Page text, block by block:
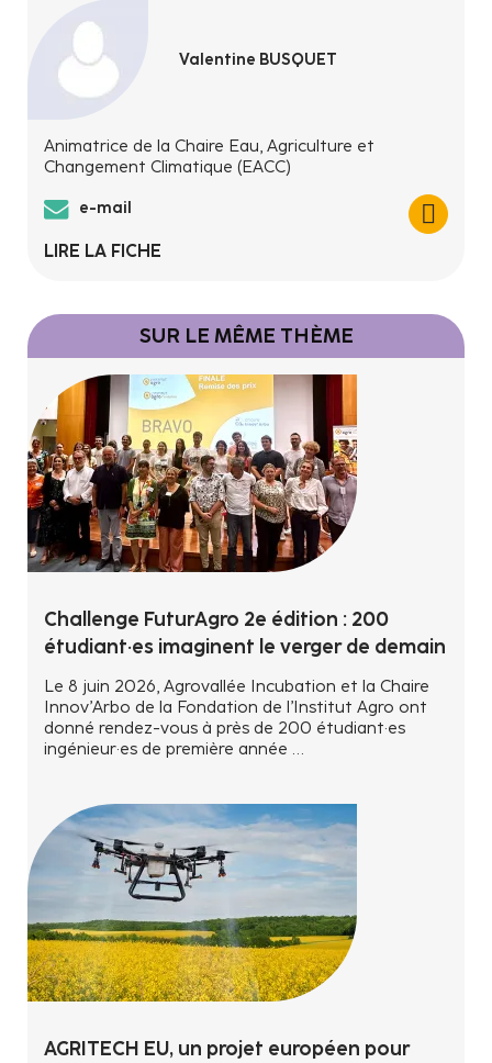
Valentine BUSQUET
Animatrice de la Chaire Eau, Agriculture et
Changement Climatique (EACC)
e-mail
LIRE LA FICHE
SUR LE MÊME THÈME
Challenge FuturAgro 2e édition : 200
étudiant·es imaginent le verger de demain
Le 8 juin 2026, Agrovallée Incubation et la Chaire
Innov’Arbo de la Fondation de l’Institut Agro ont
donné rendez-vous à près de 200 étudiant·es
ingénieur·es de première année …
AGRITECH EU, un projet européen pour